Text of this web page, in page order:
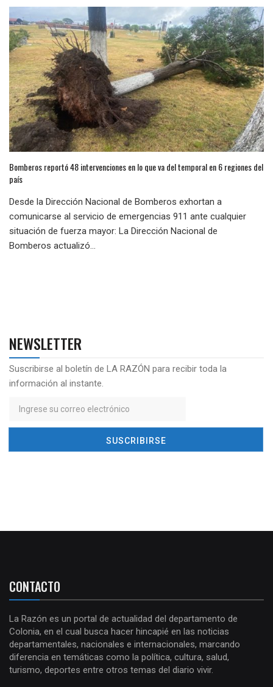
Bomberos reportó 48 intervenciones en lo que va del temporal en 6 regiones del
país
Desde la Dirección Nacional de Bomberos exhortan a
comunicarse al servicio de emergencias 911 ante cualquier
situación de fuerza mayor: La Dirección Nacional de
Bomberos actualizó...
NEWSLETTER
Suscribirse al boletín de LA RAZÓN para recibir toda la
información al instante.
CONTACTO
La Razón es un portal de actualidad del departamento de
Colonia, en el cual busca hacer hincapié en las noticias
departamentales, nacionales e internacionales, marcando
diferencia en temáticas como la política, cultura, salud,
turismo, deportes entre otros temas del diario vivir.